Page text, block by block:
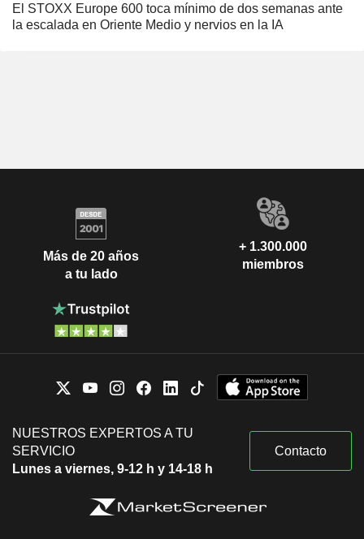
El STOXX Europe 600 toca mínimo de dos semanas ante
la escalada en Oriente Medio y nervios en la IA
Más de 20 años
a tu lado
+ 1.300.000
miembros
NUESTROS EXPERTOS A TU
SERVICIO
Lunes a viernes, 9-12 h y 14-18 h
Contacto